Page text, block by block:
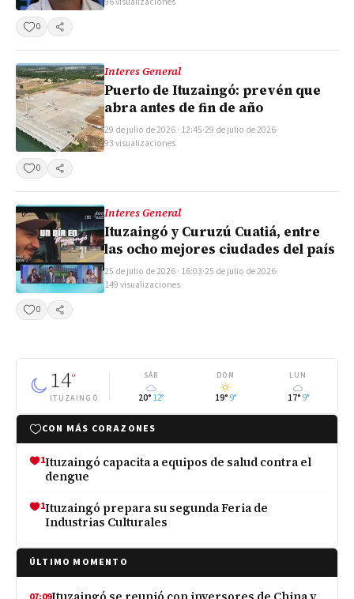
0
Compartir
Interes General
Puerto de Ituzaingó: prevén que
abra antes de fin de año
29 de julio de 2026 · 12:45·29 de julio de 2026·
93 visualizaciones
0
Compartir
Interes General
Ituzaingó y Curuzú Cuatiá, entre
las ocho mejores ciudades del país
25 de julio de 2026 · 16:03·25 de julio de 2026·
149 visualizaciones
0
Compartir
14°
ITUZAINGÓ
SÁB
20° 12°
DOM
19° 9°
LUN
17° 9°
CON MÁS CORAZONES
1Ituzaingó capacita a equipos de salud contra el
dengue
1Ituzaingó prepara su segunda Feria de
Industrias Culturales
ÚLTIMO MOMENTO